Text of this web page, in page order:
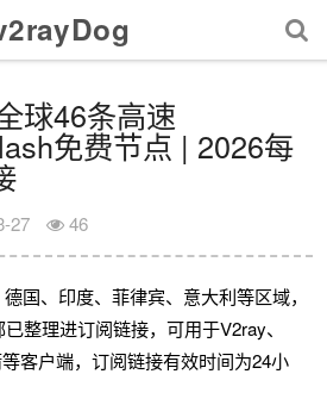
球46条高速
免费节点 | 2026每
27 46
国、印度、菲律宾、意大利等区域，
整理进订阅链接，可用于V2ray、
客户端，订阅链接有效时间为24小